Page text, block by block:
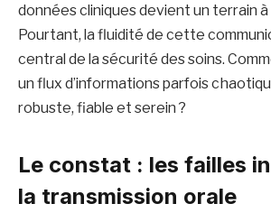
données cliniques devient un terrain
Pourtant, la fluidité de cette
central de la sécurité des soins.
un flux d’informations parfois
robuste, fiable et serein ?
Le constat : les failles
la transmission orale